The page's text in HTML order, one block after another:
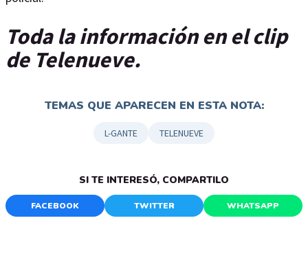
Toda la información en el clip
de Telenueve.
TEMAS QUE APARECEN EN ESTA NOTA:
L-GANTE TELENUEVE
SI TE INTERESÓ, COMPARTILO
FACEBOOK TWITTER WHATSAPP